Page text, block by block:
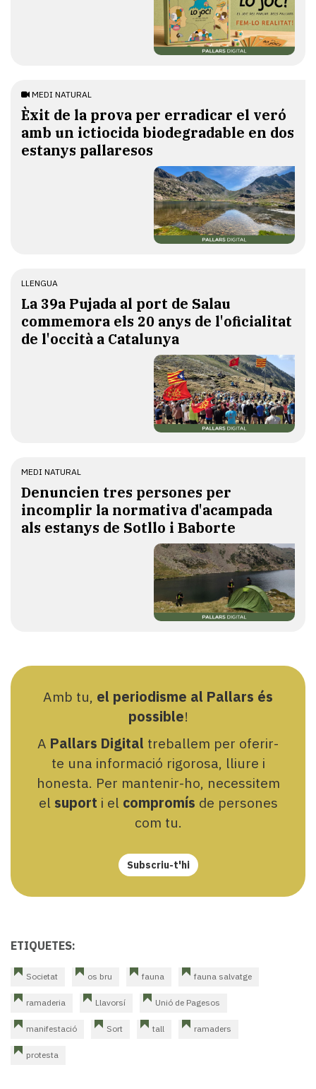
MEDI NATURAL
Èxit de la prova per erradicar el veró
amb un ictiocida biodegradable en dos
estanys pallaresos
LLENGUA
​La 39a Pujada al port de Salau
commemora els 20 anys de l'oficialitat
de l'occità a Catalunya
MEDI NATURAL
Denuncien tres persones per
incomplir la normativa d'acampada
als estanys de Sotllo i Baborte
Amb tu, el periodisme al Pallars és
possible!
A Pallars Digital treballem per oferir-
te una informació rigorosa, lliure i
honesta. Per mantenir-ho, necessitem
el suport i el compromís de persones
com tu.
Subscriu-t'hi
ETIQUETES:
Societat os bru fauna fauna salvatge
ramaderia Llavorsí Unió de Pagesos
manifestació Sort tall ramaders
protesta